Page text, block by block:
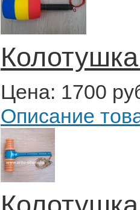
Цена: 1700
Описание